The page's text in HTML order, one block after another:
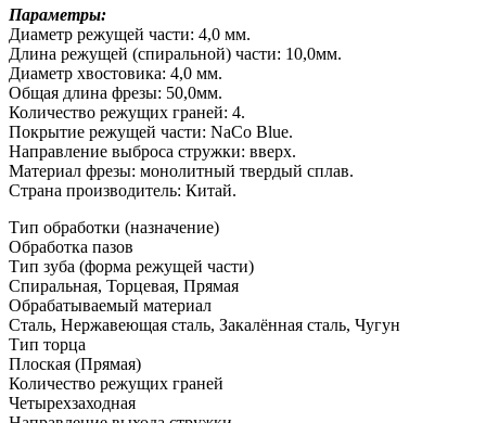
Параметры:
Диаметр режущей части: 4,0 мм.
Длина режущей (спиральной) части: 10,0мм.
Диаметр хвостовика: 4,0 мм.
Общая длина фрезы: 50,0мм.
Количество режущих граней: 4.
Покрытие режущей части: NaCo Blue.
Направление выброса стружки: вверх.
Материал фрезы: монолитный твердый сплав.
Страна производитель: Китай.
Тип обработки (назначение)
Обработка пазов
Тип зуба (форма режущей части)
Спиральная, Торцевая, Прямая
Обрабатываемый материал
Сталь, Нержавеющая сталь, Закалённая сталь, Чугун
Тип торца
Плоская (Прямая)
Количество режущих граней
Четырехзаходная